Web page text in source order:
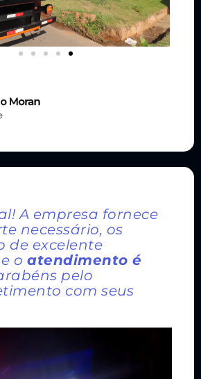
A empresa fornece
necessário, os
de excelente
o atendimento é
pelo
com seus